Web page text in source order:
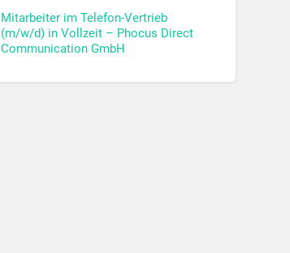
Mitarbeiter im Telefon-Vertrieb
(m/w/d) in Vollzeit – Phocus Direct
Communication GmbH